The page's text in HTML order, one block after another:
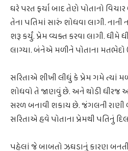
ઘરે પરત ફર્યા બાદ તેણે પોતાનો
તેના પતિમાં સારું શોધવા લાગી. નાની
શરૂ કર્યું. પ્રેમ વ્યક્ત કરવા લાગી.
લાગ્યા. બંનેએ મળીને પોતાના મતભેદો
સરિતાએ શીખી લીધું કે પ્રેમ ગમે ત્યાં
શોધવો તે જાણવું છે. અને થોડી ધીરજ
સરળ બનાવી શકાય છે. જંગલની રાણી
સરિતાએ હવે પોતાના પ્રેમથી પતિનું
પહેલાં જે બાબતો ઝઘડાનું કારણ બનતી